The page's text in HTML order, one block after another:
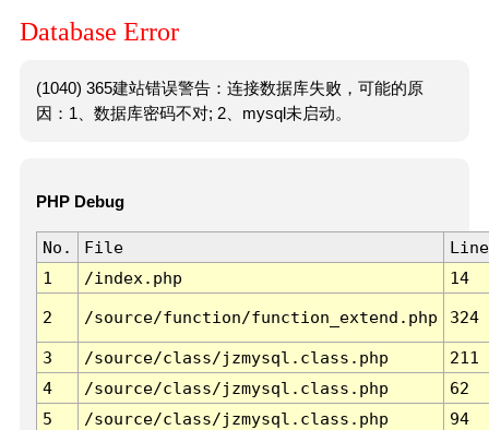
Database Error
(1040) 365建站错误警告：连接数据库失败，可能的原
因：1、数据库密码不对; 2、mysql未启动。
PHP Debug
No. File
Line
1
/index.php 14
2 /source/function/function_extend.php 324
3 /source/class/jzmysql.class.php
211
4
/source/class/jzmysql.class.php
62
5
/source/class/jzmysql.class.php
94